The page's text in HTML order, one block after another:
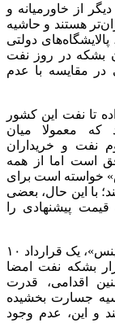
از خاورمیانه و
هستند و حاشیه
دولتی
بشکه در روز نفت
در مقایسه با عدم
تا نفت این کشور
که معمولا میان
نفت و خریداران
است اما از همه
خواسته است برای
با این حال، بعضی
قیمت پیشنهادی را
رویترز در اوایل دسامبر گزارش کرده بود «ریلاینس»، یک قرارداد ۱۰
برای خرید روزانه ۵۰۰ هزار بشکه نفت امضا
اقدامی، قدرت
جسارت بخشیده
و این، عدم وجود